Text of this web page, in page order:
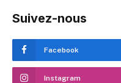
Suivez-nous
Facebook
Instagram